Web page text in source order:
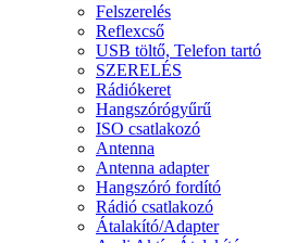
Felszerelés
Reflexcső
USB töltő, Telefon tartó
SZERELÉS
Rádiókeret
Hangszórógyűrű
ISO csatlakozó
Antenna
Antenna adapter
Hangszóró fordító
Rádió csatlakozó
Átalakító/Adapter